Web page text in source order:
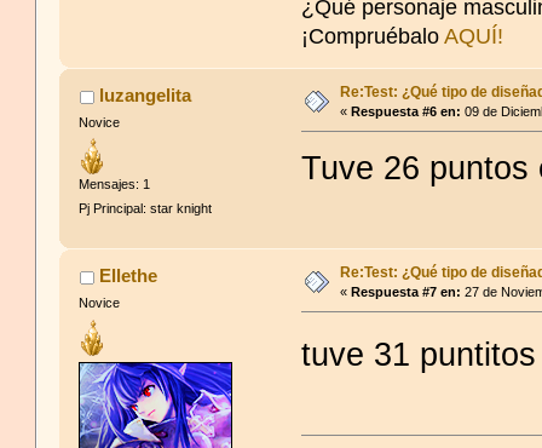
¿Qué personaje
¡CompruébaloAQUÍ!
luzangelita
Novice
Mensajes: 1
Pj Principal: star knight
Re:Test: ¿Qué tipo de
«Respuesta #6 en: 09 de
Tuve 26 puntos
Ellethe
Novice
Re:Test: ¿Qué tipo de
« Respuesta #7 en: 27 de
tuve 31